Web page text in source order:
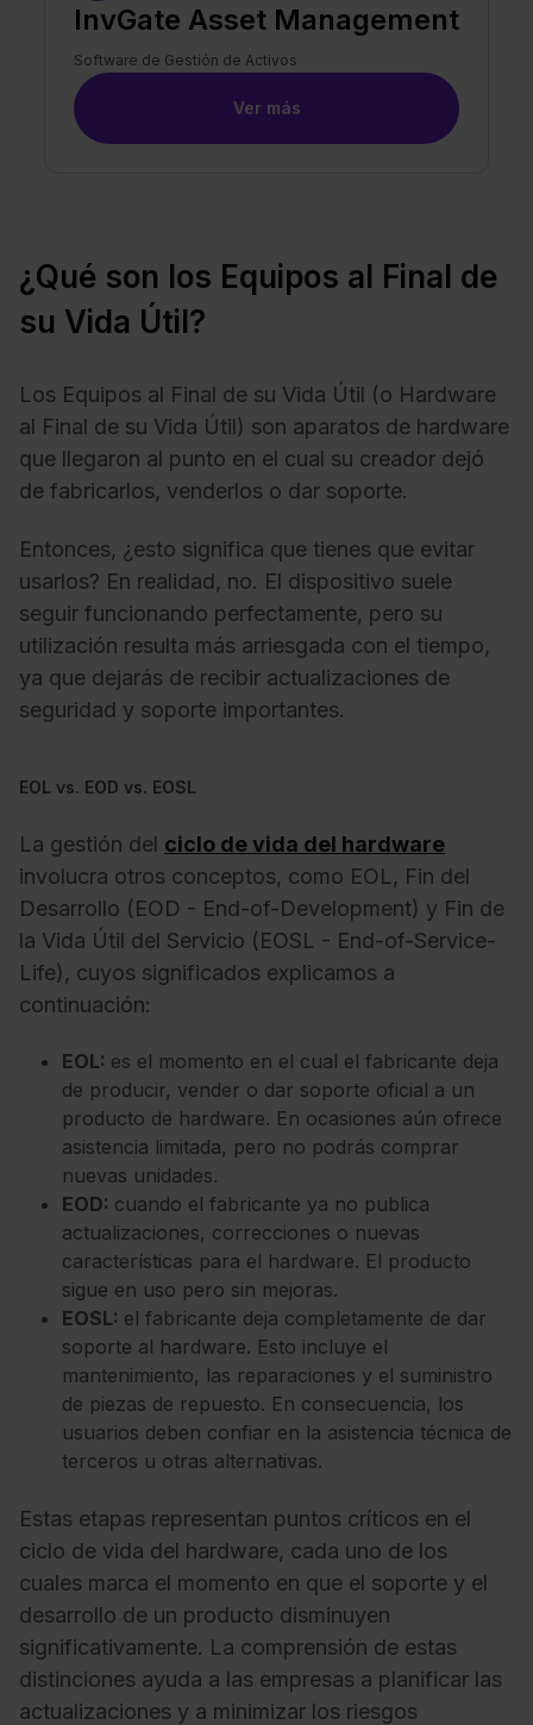
InvGate Asset Management
Software de Gestión de Activos
Ver más
¿Qué son los Equipos al Final de
su Vida Útil?
Los Equipos al Final de su Vida Útil (o Hardware
al Final de su Vida Útil) son aparatos de hardware
que llegaron al punto en el cual su creador dejó
de fabricarlos, venderlos o dar soporte.
Entonces, ¿esto significa que tienes que evitar
usarlos? En realidad, no. El dispositivo suele
seguir funcionando perfectamente, pero su
utilización resulta más arriesgada con el tiempo,
ya que dejarás de recibir actualizaciones de
seguridad y soporte importantes.
EOL vs. EOD vs. EOSL
La gestión del ciclo de vida del hardware
involucra otros conceptos, como EOL, Fin del
Desarrollo (EOD - End-of-Development) y Fin de
la Vida Útil del Servicio (EOSL - End-of-Service-
Life), cuyos significados explicamos a
continuación:
EOL: es el momento en el cual el fabricante deja
de producir, vender o dar soporte oficial a un
producto de hardware. En ocasiones aún ofrece
asistencia limitada, pero no podrás comprar
nuevas unidades.
EOD: cuando el fabricante ya no publica
actualizaciones, correcciones o nuevas
características para el hardware. El producto
sigue en uso pero sin mejoras.
EOSL: el fabricante deja completamente de dar
soporte al hardware. Esto incluye el
mantenimiento, las reparaciones y el suministro
de piezas de repuesto. En consecuencia, los
usuarios deben confiar en la asistencia técnica de
terceros u otras alternativas.
Estas etapas representan puntos críticos en el
ciclo de vida del hardware, cada uno de los
cuales marca el momento en que el soporte y el
desarrollo de un producto disminuyen
significativamente. La comprensión de estas
distinciones ayuda a las empresas a planificar las
actualizaciones y a minimizar los riesgos